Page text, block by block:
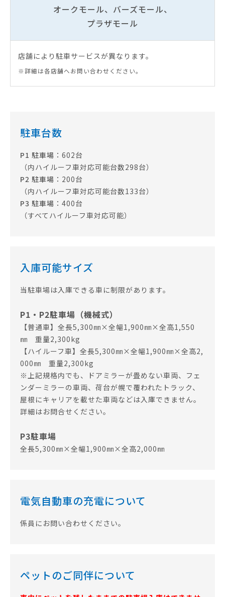
オークモール、バーズモール、
プラザモール
店舗により駐車サービスが異なります。
※詳細は各店舗へお問い合わせください。
駐車台数
P1 駐車場 ：602台
（内ハイルーフ車対応可能台数298台）
P2 駐車場 ：200台
（内ハイルーフ車対応可能台数133台）
P3 駐車場 ：400台
（すべてハイルーフ車対応可能）
入庫可能サイズ
当駐車場は入庫できる車に制限があります。
P1・P2駐車場（機械式）
【普通車】全長5,300㎜×全幅1,900㎜×全高1,550
㎜ 重量2,300kg
【ハイルーフ車】全長5,300㎜×全幅1,900㎜×全高2,
000㎜ 重量2,300kg
※上記規格内でも、ドアミラーが畳めない車両、フェ
ンダーミラーの車両、荷台が幌で覆われたトラック、
屋根にキャリアを載せた車両などは入庫できません。
詳細はお問合せください。
P3駐車場
全長5,300㎜×全幅1,900㎜×全高2,000㎜
電気自動車の充電について
係員にお問い合わせください。
ペットのご同伴について